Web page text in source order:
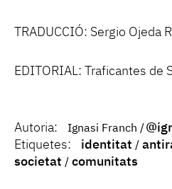
TRADUCCIÓ: Sergio Ojeda
EDITORIAL: Traficantes de
Autoria: Ignasi Franch
Etiquetes:
identitat
societat
comunitats